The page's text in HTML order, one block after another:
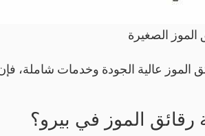
الموز الصغيرة
الموز عالية الجودة وخدمات شاملة،
رقائق الموز في بيرو؟